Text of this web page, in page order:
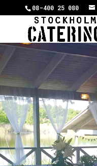
08-400 25 080